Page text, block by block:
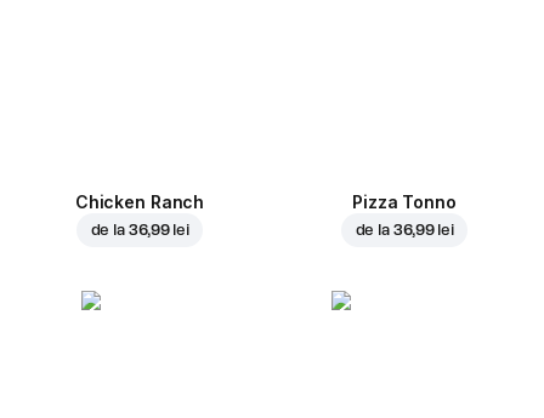
Chicken Ranch
de la 36,99 lei
Pizza Tonno
de la 36,99 lei